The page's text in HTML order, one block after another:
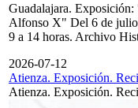
Guadalajara.
Alfonso X" Del 6 de julio
9 a 14 horas. Archivo
2026-07-12
Atienza. Exposición.
Atienza. Exposición.